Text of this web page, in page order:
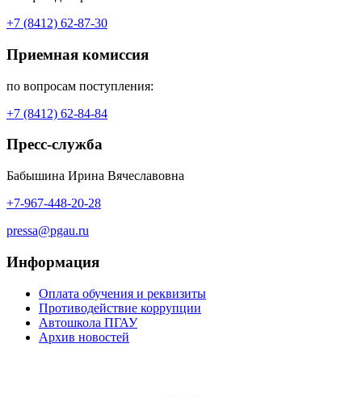
+7 (8412) 62-87-30
Приемная комиссия
по вопросам поступления:
+7 (8412) 62-84-84
Пресс-служба
Бабышина Ирина Вячеславовна
+7-967-448-20-28
pressa@pgau.ru
Информация
Оплата обучения и реквизиты
Противодействие коррупции
Автошкола ПГАУ
Архив новостей